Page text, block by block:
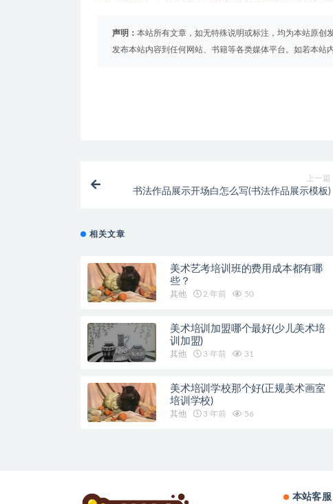
声明： 本站所有文章，如无特殊说明或标注，均为本站原创
发布本站内容到任何网站、书籍等各类媒体平台。如若本站
上一篇
书法作品展示开场白怎么写(书法作品展示模板)
相关文章
美术艺考培训班的费用成本都有哪
些？
其他 2 年前 50
美术培训加盟哪个最好(少儿美术培
训加盟)
其他 3 年前 31
美术培训学校那个好(正规美术画室
培训学校)
其他 3 年前 56
本站客服